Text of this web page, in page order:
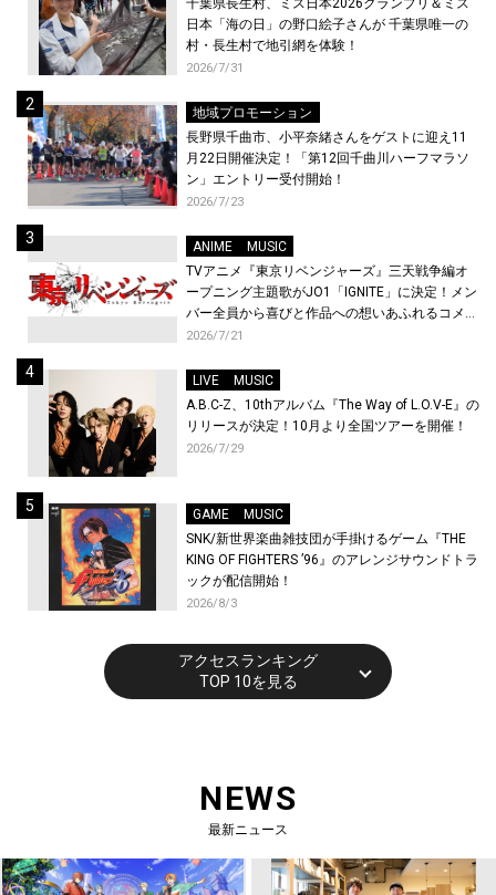
千葉県長生村、ミス日本2026グランプリ＆ミス
日本「海の日」の野口絵子さんが 千葉県唯一の
村・長生村で地引網を体験！
2026/7/31
地域プロモーション
長野県千曲市、小平奈緒さんをゲストに迎え11
月22日開催決定！「第12回千曲川ハーフマラソ
ン」エントリー受付開始！
2026/7/23
ANIME
MUSIC
TVアニメ『東京リベンジャーズ』三天戦争編オ
ープニング主題歌がJO1「IGNITE」に決定！メン
バー全員から喜びと作品への想いあふれるコメン
トが到着！9月に東京・大阪で先行上映会を開
2026/7/21
LIVE
MUSIC
A.B.C-Z、10thアルバム『The Way of L.O.V-E』の
リリースが決定！10月より全国ツアーを開催！
2026/7/29
GAME
MUSIC
SNK/新世界楽曲雑技団が手掛けるゲーム『THE
KING OF FIGHTERS ’96』のアレンジサウンドトラ
ックが配信開始！
2026/8/3
アクセスランキング
TOP 10を見る
NEWS
最新ニュース